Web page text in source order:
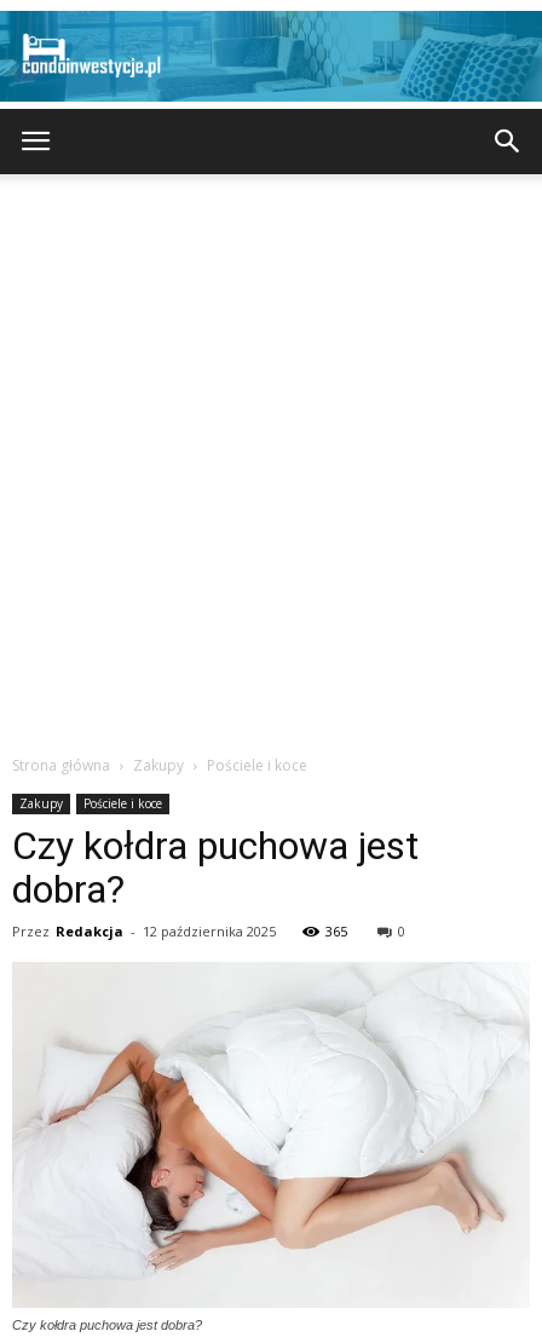
Strona główna Zakupy Pościele i koce
Zakupy Pościele i koce
Czy kołdra puchowa jest
dobra?
Przez Redakcja - 12 października 2025 365 0
Czy kołdra puchowa jest dobra?